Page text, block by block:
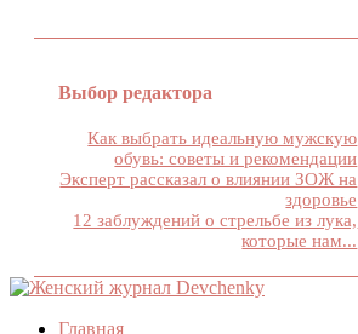
Выбор редактора
Как выбрать идеальную мужскую
обувь: советы и рекомендации
Эксперт рассказал о влиянии ЗОЖ на
здоровье
12 заблуждений о стрельбе из лука,
которые нам...
Главная